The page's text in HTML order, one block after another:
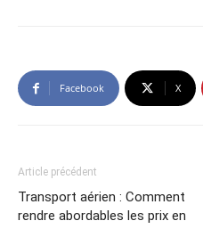
Facebook X
Article précédent
Transport aérien : Comment
rendre abordables les prix en